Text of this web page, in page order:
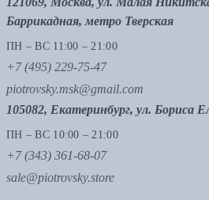
Баррикадная, метро Тверская
ПН – ВС 11:00 – 21:00
+7 (495) 229-75-47
piotrovsky.msk@gmail.com
105082, Екатеринбург, ул. Бориса
ПН – ВС 10:00 – 21:00
+7 (343) 361-68-07
sale@piotrovsky.store